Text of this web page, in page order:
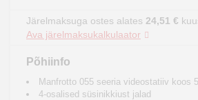
Järelmaksuga ostes alates 24,51 €
Ava järelmaksukalkulaator
Põhiinfo
Manfrotto 055 seeria videostatiiv koos
4-osalised süsinikkiust jalad